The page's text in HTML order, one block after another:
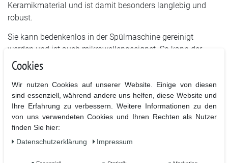
Keramikmaterial und ist damit besonders langlebig und
robust.
Sie kann bedenkenlos in der Spülmaschine gereinigt
werden und ist auch mikrowellengeeignet. So kann der
Papa seine Lieblingsgetränke jederzeit und ganz bequem
Mit einem Fassungsvermögen von 320 ml bietet die Tasse
ausreichend Platz für Kaffee, Tee oder andere Getränke. Ob
zu Hause, im Büro oder unterwegs - mit dieser Tasse hat
der stolze Papa sein Lieblingsgetränk immer griffbereit.
Zeigen Sie Ihrem Papa, wie stolz Sie auf ihn sind und
Cookies
Wir nutzen Cookies auf unserer Website. Einige von diesen
sind essenziell, während andere uns helfen, diese Website und
Ihre Erfahrung zu verbessern. Weitere Informationen zu den
von uns verwendeten Cookies und Ihren Rechten als Nutzer
finden Sie hier:
Daten­schutz­erklärung
Impressum